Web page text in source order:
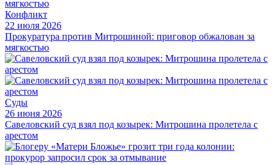
Конфликт
22 июля 2026
Прокуратура против Митрошиной: приговор обжалован за
мягкостью
Суды
26 июня 2026
Савеловский суд взял под козырек: Митрошина пролетела с
арестом